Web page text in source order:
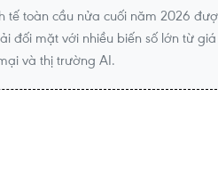
tế toàn cầu nửa cuối năm 2026
đối mặt với nhiều biến số lớn từ
và thị trường AI.